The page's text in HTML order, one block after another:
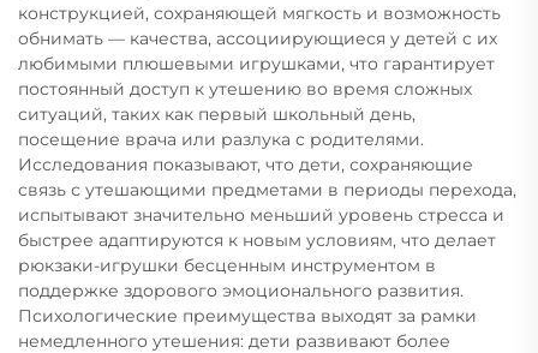
конструкцией, сохраняющей мягкость и возможность
обнимать — качества, ассоциирующиеся у детей с их
любимыми плюшевыми игрушками, что гарантирует
постоянный доступ к утешению во время сложных
ситуаций, таких как первый школьный день,
посещение врача или разлука с родителями.
Исследования показывают, что дети, сохраняющие
связь с утешающими предметами в периоды перехода,
испытывают значительно меньший уровень стресса и
быстрее адаптируются к новым условиям, что делает
рюкзаки-игрушки бесценным инструментом в
поддержке здорового эмоционального развития.
Психологические преимущества выходят за рамки
немедленного утешения: дети развивают более